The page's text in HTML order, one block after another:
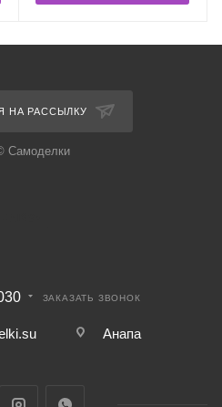
НА РАССЫЛКУ
Самоделки
ЗАКАЗАТЬ ЗВОНОК
Анапа